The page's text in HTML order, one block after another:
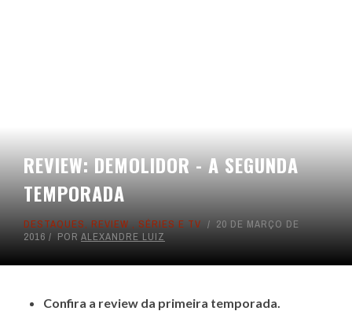
REVIEW: DEMOLIDOR - A SEGUNDA
TEMPORADA
DESTAQUES, REVIEW , SÉRIES E TV
20 DE MARÇO DE
2016
POR ALEXANDRE LUIZ
Confira a review da primeira temporada.